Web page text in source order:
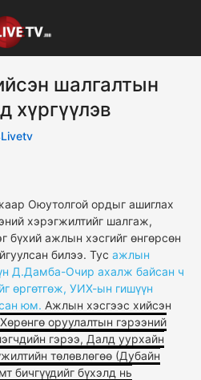
шалгалтын
хүргүүлэв
Livetv
Оюутолгой ордыг ашиглах
хэрэгжилтийг шалгаж,
бүхий ажлын хэсгийг өнгөрсөн
билээ. Тус ажлын
Д.Дамба-Очир ахалж байсан ч
өргөтгөж, УИХ-ын гишүүн
юм. Ажлын хэсгээс хийсэн
Хөрөнгө оруулалтын гэрээний
гэрээ, Далд уурхайн
төлөвлөгөө (Дубайн
бичгүүдийг бүхэлд нь